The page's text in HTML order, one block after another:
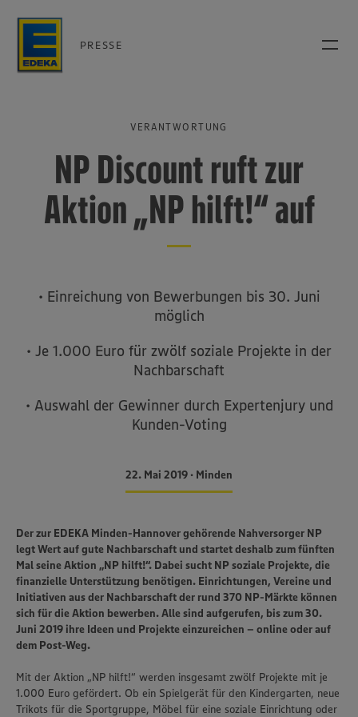
PRESSE
VERANTWORTUNG
NP Discount ruft zur
Aktion „NP hilft!“ auf
• Einreichung von Bewerbungen bis 30. Juni
möglich
• Je 1.000 Euro für zwölf soziale Projekte in der
Nachbarschaft
• Auswahl der Gewinner durch Expertenjury und
Kunden-Voting
22. Mai 2019 • Minden
Der zur EDEKA Minden-Hannover gehörende Nahversorger NP
legt Wert auf gute Nachbarschaft und startet deshalb zum fünften
Mal seine Aktion „NP hilft!“. Dabei sucht NP soziale Projekte, die
finanzielle Unterstützung benötigen. Einrichtungen, Vereine und
Initiativen aus der Nachbarschaft der rund 370 NP-Märkte können
sich für die Aktion bewerben. Alle sind aufgerufen, bis zum 30.
Juni 2019 ihre Ideen und Projekte einzureichen – online oder auf
dem Post-Weg.
Mit der Aktion „NP hilft!“ werden insgesamt zwölf Projekte mit je
1.000 Euro gefördert. Ob ein Spielgerät für den Kindergarten, neue
Trikots für die Sportgruppe, Möbel für eine soziale Einrichtung oder